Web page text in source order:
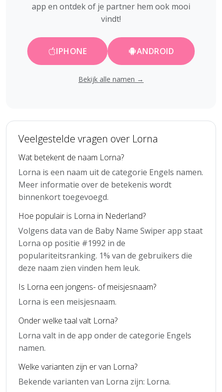
app en ontdek of je partner hem ook mooi
vindt!
IPHONE ANDROID
Bekijk alle namen →
Veelgestelde vragen over Lorna
Wat betekent de naam Lorna?
Lorna is een naam uit de categorie Engels namen.
Meer informatie over de betekenis wordt
binnenkort toegevoegd.
Hoe populair is Lorna in Nederland?
Volgens data van de Baby Name Swiper app staat
Lorna op positie #1992 in de
populariteitsranking. 1% van de gebruikers die
deze naam zien vinden hem leuk.
Is Lorna een jongens- of meisjesnaam?
Lorna is een meisjesnaam.
Onder welke taal valt Lorna?
Lorna valt in de app onder de categorie Engels
namen.
Welke varianten zijn er van Lorna?
Bekende varianten van Lorna zijn: Lorna.